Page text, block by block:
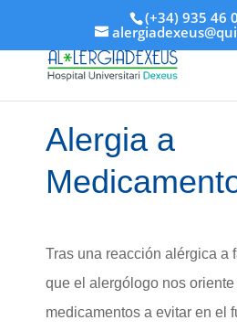
(+34) 935 46
Alergia a
Tras una reacción alérgica a
que el alergólogo nos
medicamentos a evitar en el